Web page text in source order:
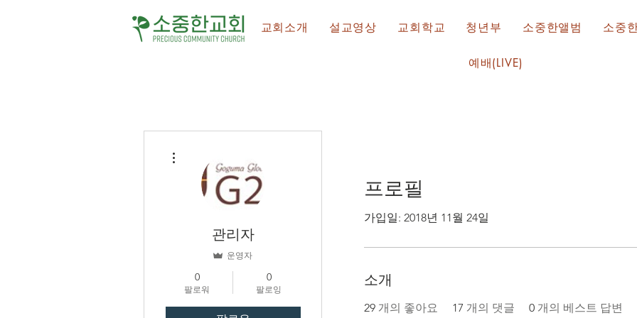
교회소개 설교영상 교회학교 청년부 소중한앨범 소중
예배(LIVE)
프로필
가입일: 2018년 11월 24일
소개
29 개의 좋아요 17 개의 댓글 0 개의 베스트 답변
관리자
운영자
0
팔로워
0
팔로잉